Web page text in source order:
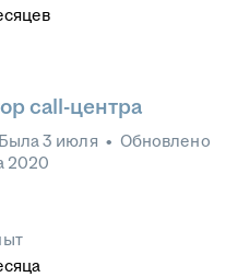
call-центра
Была3 июля • Обновлено
2020